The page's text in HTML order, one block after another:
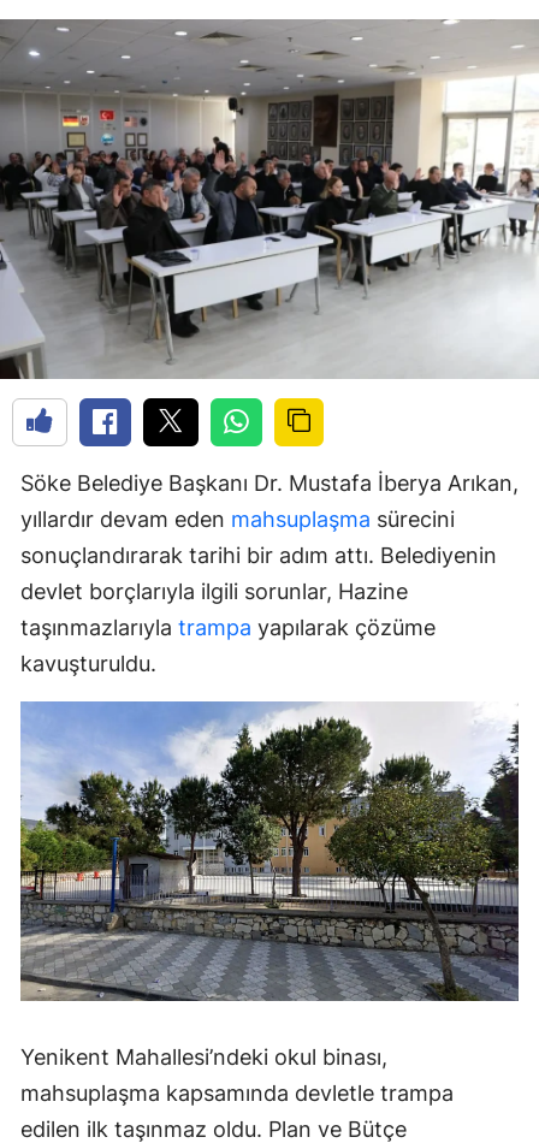
Söke Belediye Başkanı Dr. Mustafa İberya Arıkan,
yıllardır devam eden mahsuplaşma sürecini
sonuçlandırarak tarihi bir adım attı. Belediyenin
devlet borçlarıyla ilgili sorunlar, Hazine
taşınmazlarıyla trampa yapılarak çözüme
kavuşturuldu.
Yenikent Mahallesi’ndeki okul binası,
mahsuplaşma kapsamında devletle trampa
edilen ilk taşınmaz oldu. Plan ve Bütçe